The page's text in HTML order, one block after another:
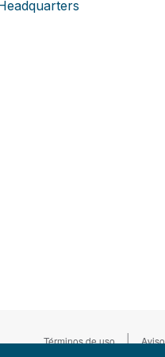
Términos de uso |